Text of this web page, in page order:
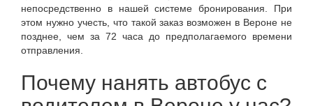
непосредственно в нашей системе бронирования. При
этом нужно учесть, что такой заказ возможен в Вероне не
позднее, чем за 72 часа до предполагаемого времени
отправления.
Почему нанять автобус с